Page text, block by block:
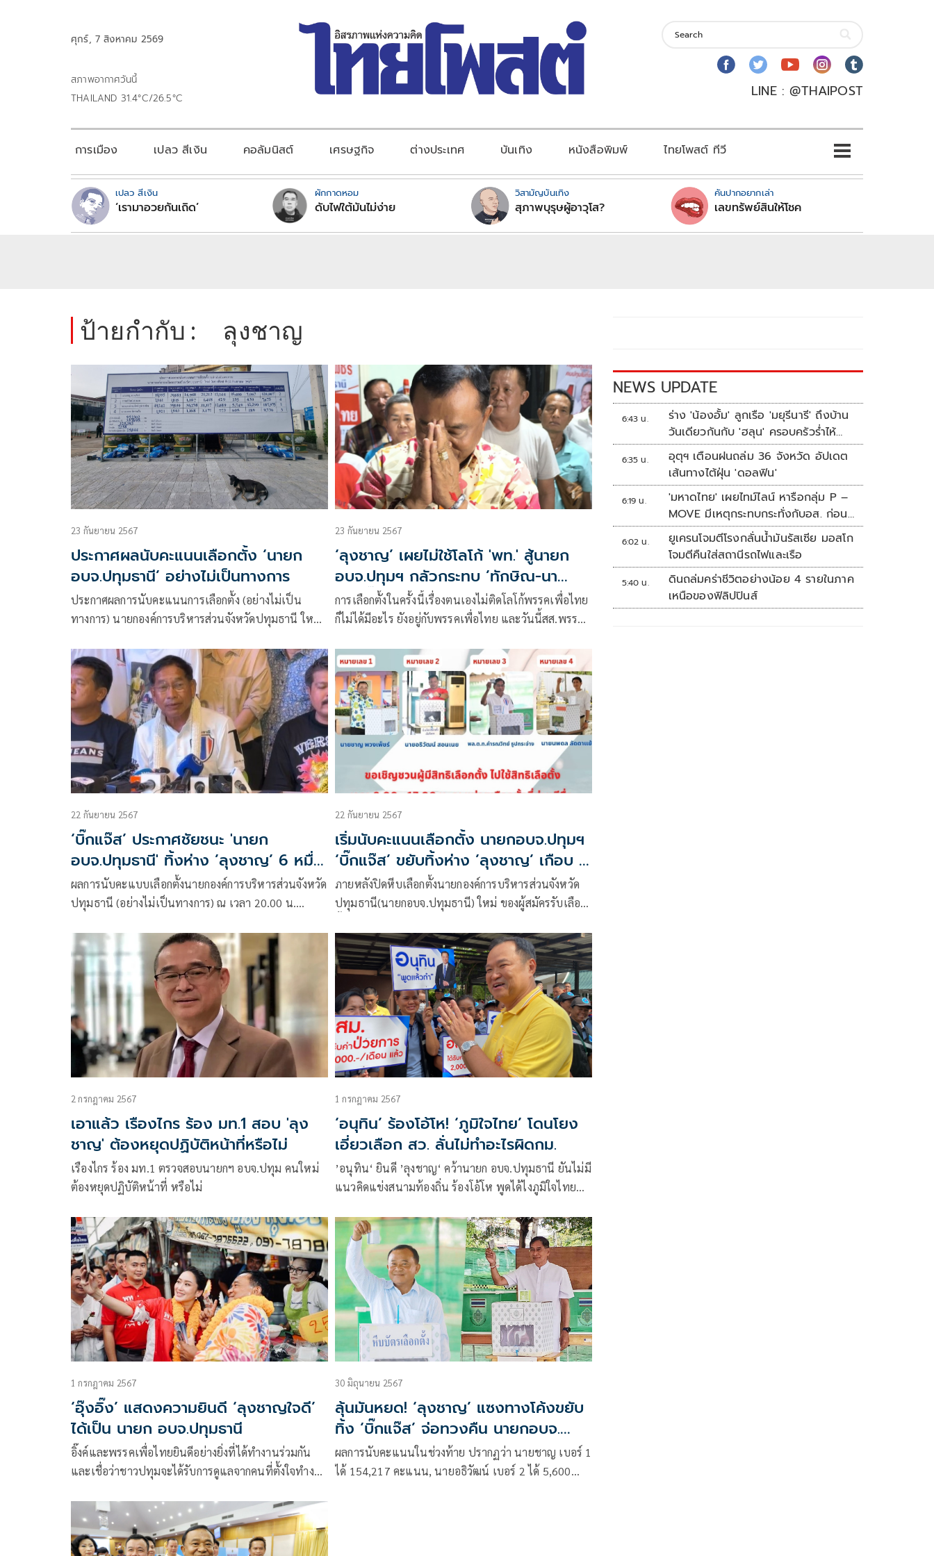
ศุกร์, 7 สิงหาคม 2569
สภาพอากาศวันนี้
THAILAND 31.4°C/26.5°C
LINE : @THAIPOST
การเมือง เปลว สีเงิน คอลัมนิสต์ เศรษฐกิจ ต่างประเทศ บันเทิง หนังสือพิมพ์ ไทยโพสต์ ทีวี
เปลว สีเงิน
‘เรามาอวยกันเถิด’
ผักกาดหอม
ดับไฟใต้มันไม่ง่าย
วิสามัญบันเทิง
สุภาพบุรุษผู้อาวุโส?
คันปากอยากเล่า
เลขทรัพย์สินให้โชค
ป้ายกำกับ : ลุงชาญ
23 กันยายน 2567
ประกาศผลนับคะแนนเลือกตั้ง ‘นายก
อบจ.ปทุมธานี’ อย่างไม่เป็นทางการ
ประกาศผลการนับคะแนนการเลือกตั้ง (อย่างไม่เป็น
ทางการ) นายกองค์การบริหารส่วนจังหวัดปทุมธานี ใหม่
23 กันยายน 2567
‘ลุงชาญ’ เผยไม่ใช้โลโก้ 'พท.' สู้นายก
อบจ.ปทุมฯ กลัวกระทบ ’ทักษิณ-นา
ยกฯอิ๊งค์’
การเลือกตั้งในครั้งนี้เรื่องตนเองไม่ติดโลโก้พรรคเพื่อไทย
ก็ไม่ได้มีอะไร ยังอยู่กับพรรคเพื่อไทย และวันนี้สส.พรรค
22 กันยายน 2567
‘บิ๊กแจ๊ส’ ประกาศชัยชนะ 'นายก
อบจ.ปทุมธานี' ทิ้งห่าง ’ลุงชาญ’ 6 หมื่น
คะแนน
ผลการนับคะแบบเลือกตั้งนายกองค์การบริหารส่วนจังหวัด
ปทุมธานี (อย่างไม่เป็นทางการ) ณ เวลา 20.00 น.
เพ็ชร์ ได้ 115,074 คะแนน
22 กันยายน 2567
เริ่มนับคะแนนเลือกตั้ง นายกอบจ.ปทุมฯ
‘บิ๊กแจ๊ส’ ขยับทิ้งห่าง ’ลุงชาญ’ เกือบ 2
หมื่นคะแนน
ภายหลังปิดหีบเลือกตั้งนายกองค์การบริหารส่วนจังหวัด
ปทุมธานี(นายกอบจ.ปทุมธานี) ใหม่ ของผู้สมัครรับเลือก
2 กรกฎาคม 2567
เอาแล้ว เรืองไกร ร้อง มท.1 สอบ 'ลุง
ชาญ' ต้องหยุดปฏิบัติหน้าที่หรือไม่
เรืองไกร ร้อง มท.1 ตรวจสอบนายกฯ อบจ.ปทุม คนใหม่
ต้องหยุดปฏิบัติหน้าที่ หรือไม่
1 กรกฎาคม 2567
‘อนุทิน’ ร้องโอ้โห! ‘ภูมิใจไทย’ โดนโยง
เอี่ยวเลือก สว. ลั่นไม่ทำอะไรผิดกม.
’อนุทิน‘ ยินดี ’ลุงชาญ‘ คว้านายก อบจ.ปทุมธานี ยันไม่มี
แนวคิดแข่งสนามท้องถิ่น ร้องโอ้โห พูดได้ไงภูมิใจไทย
1 กรกฎาคม 2567
‘อุ๊งอิ๊ง’ แสดงความยินดี ‘ลุงชาญใจดี’
ได้เป็น นายก อบจ.ปทุมธานี
อิ๊งค์และพรรคเพื่อไทยยินดีอย่างยิ่งที่ได้ทำงานร่วมกัน
และเชื่อว่าชาวปทุมจะได้รับการดูแลจากคนที่ตั้งใจทำงาน
30 มิถุนายน 2567
ลุ้นมันหยด! ‘ลุงชาญ’ แซงทางโค้งขยับ
ทิ้ง ‘บิ๊กแจ๊ส’ จ่อทวงคืน นายกอบจ.
ปทุมธานี
ผลการนับคะแนนในช่วงท้าย ปรากฏว่า นายชาญ เบอร์ 1
ได้ 154,217 คะแนน, นายอธิวัฒน์ เบอร์ 2 ได้ 5,600
NEWS UPDATE
6:43 น.
ร่าง 'น้องอั้ม' ลูกเรือ 'มยุรีนารี' ถึงบ้าน
วันเดียวกันกับ 'ฮลุน' ครอบครัวร่ำไห้
เผยฝันอยากเป็นทหารเรือ
6:35 น.
อุตุฯ เตือนฝนถล่ม 36 จังหวัด อัปเดต
เส้นทางไต้ฝุ่น 'ดอลฟิน'
6:19 น.
'มหาดไทย' เผยไทม์ไลน์ หารือกลุ่ม P –
MOVE มีเหตุกระทบกระทั่งกับอส. ก่อน
พาส่งขึ้นรถกลับ
6:02 น.
ยูเครนโจมตีโรงกลั่นน้ำมันรัสเซีย มอสโก
โจมตีคืนใส่สถานีรถไฟและเรือ
5:40 น.
ดินถล่มคร่าชีวิตอย่างน้อย 4 รายในภาค
เหนือของฟิลิปปินส์